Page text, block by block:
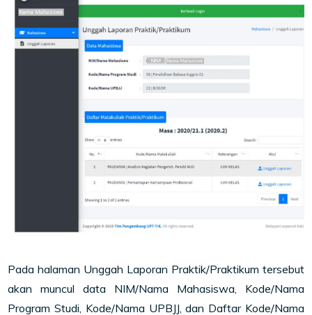
Pada halaman Unggah Laporan Praktik/Praktikum tersebut
akan muncul data NIM/Nama Mahasiswa, Kode/Nama
Program Studi, Kode/Nama UPBJJ, dan Daftar Kode/Nama